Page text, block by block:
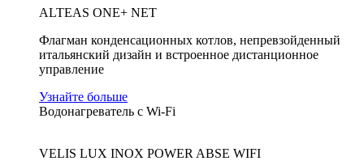
ALTEAS ONE+ NET
Флагман конденсационных котлов, непревзойденный
итальянский дизайн и встроенное дистанционное
управление
Узнайте больше
Водонагреватель с Wi-Fi
VELIS LUX INOX POWER ABSE WIFI